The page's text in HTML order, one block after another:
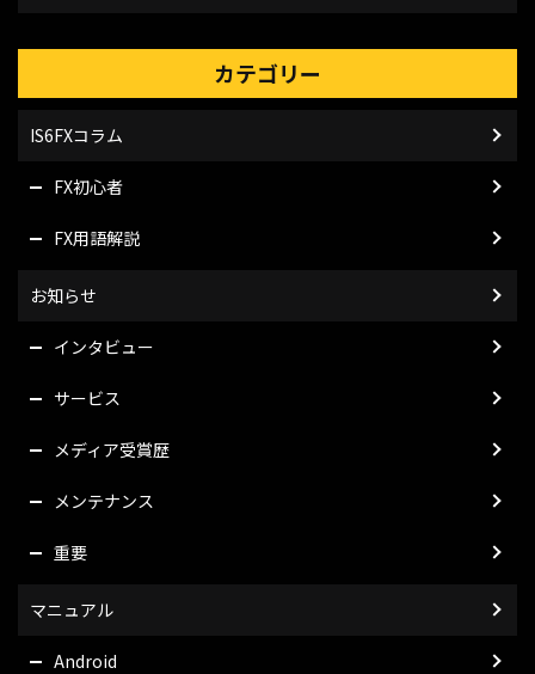
カテゴリー
IS6FXコラム
FX初心者
FX用語解説
お知らせ
インタビュー
サービス
メディア受賞歴
メンテナンス
重要
マニュアル
Android